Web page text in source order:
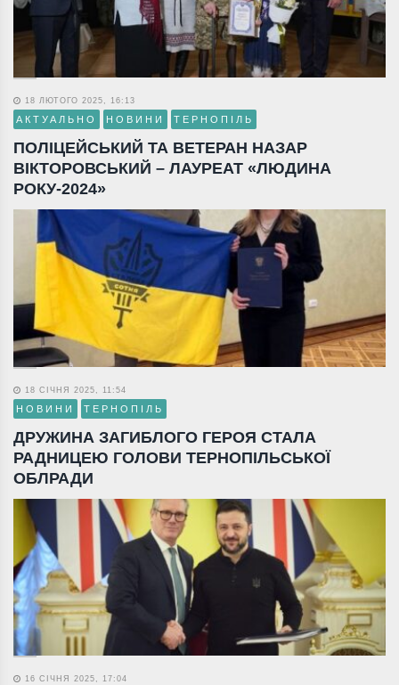
18 ЛЮТОГО 2025, 16:13
АКТУАЛЬНО НОВИНИ ТЕРНОПІЛЬ
ПОЛІЦЕЙСЬКИЙ ТА ВЕТЕРАН НАЗАР
ВІКТОРОВСЬКИЙ – ЛАУРЕАТ «ЛЮДИНА
РОКУ-2024»
18 СІЧНЯ 2025, 11:54
НОВИНИ ТЕРНОПІЛЬ
ДРУЖИНА ЗАГИБЛОГО ГЕРОЯ СТАЛА
РАДНИЦЕЮ ГОЛОВИ ТЕРНОПІЛЬСЬКОЇ
ОБЛРАДИ
16 СІЧНЯ 2025, 17:04